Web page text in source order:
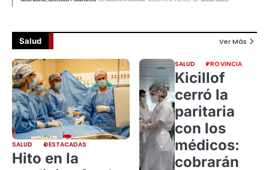
Salud Ver Más
SALUD DESTACADAS
Hito en la
SALUD PROVINCIA
Kicillof
cerró la
paritaria
con los
médicos:
cobrarán